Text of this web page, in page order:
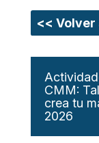
<< Volver
CMM:
crea tu
2026